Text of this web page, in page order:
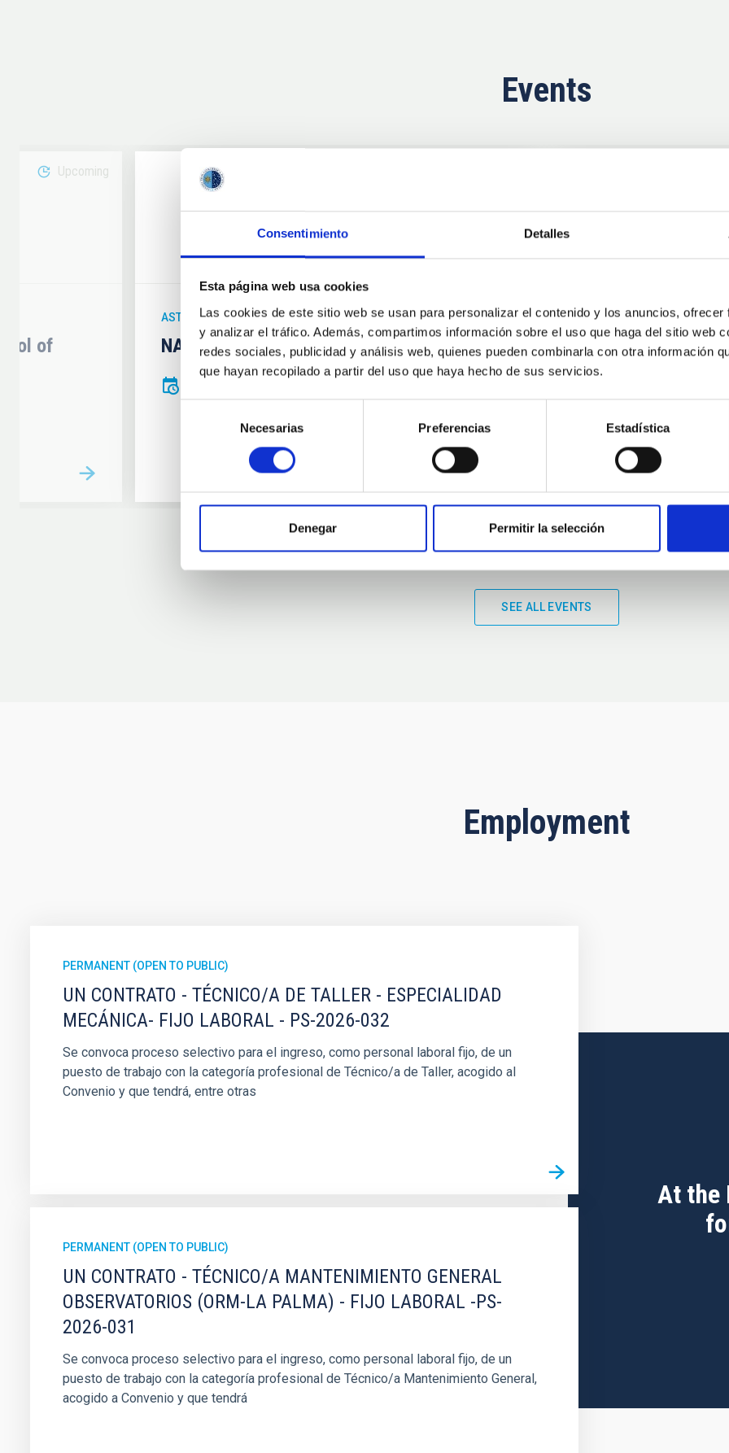
Consentimiento Detalles
Esta página web usa cookies
Las cookies de este sitio web se usan para personalizar el contenido y los anuncios,
y analizar el tráfico. Además, compartimos información sobre el uso que haga del sitio web
redes sociales, publicidad y análisis web, quienes pueden combinarla con otra información
que hayan recopilado a partir del uso que haya hecho de sus servicios.
consentimiento
Necesarias Preferencias Estadística
Denegar Permitir la selección
Events
Upcoming
of
08
AUG 26
11
AUG 26
ASTRONOMICAL EVENT
NATE en Palencia - Eclipse Agosto 2026
10
CONFERENCE
Substellar
SEE ALL EVENTS
Employment
PERMANENT (OPEN TO PUBLIC)
UN CONTRATO - TÉCNICO/A DE TALLER - ESPECIALIDAD
MECÁNICA- FIJO LABORAL - PS-2026-032
Se convoca proceso selectivo para el ingreso, como personal laboral fijo, de un
puesto de trabajo con la categoría profesional de Técnico/a de Taller, acogido al
Convenio y que tendrá, entre otras
PERMANENT (OPEN TO PUBLIC)
UN CONTRATO - TÉCNICO/A MANTENIMIENTO GENERAL
OBSERVATORIOS (ORM-LA PALMA) - FIJO LABORAL -PS-
2026-031
Se convoca proceso selectivo para el ingreso, como personal laboral fijo, de un
puesto de trabajo con la categoría profesional de Técnico/a Mantenimiento General,
acogido a Convenio y que tendrá
At the